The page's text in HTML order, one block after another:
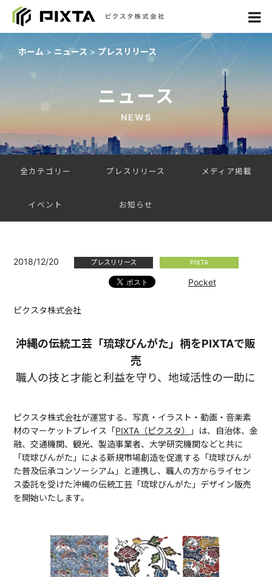
ホーム ニュース プレスリリース
ニュース
NEWS
全カテゴリー プレスリリース メディア掲載
イベント お知らせ
2018/12/20 プレスリリース PIXTA
Pocket
ピクスタ株式会社
沖縄の伝統工芸「琉球びんがた」柄をPIXTAで販
売
職人の技と才能と利益を守り、地域活性の一助に
ピクスタ株式会社が運営する、写真・イラスト・動画・音楽素
材のマーケットプレイス「PIXTA（ピクスタ）
」は、自治体、金
融、交通機関、観光、製造事業者、大学研究機関などと共に
「琉球びんがた」による新規市場創造を促進する「琉球びんが
た普及伝承コンソーシアム」と連携し、職人の方からライセン
ス委託を受けた沖縄の伝統工芸「琉球びんがた」デザイン販売
を開始いたします。